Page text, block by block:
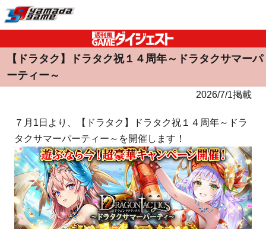
【ドラタク】ドラタク祝１４周年～ドラタクサマーパ
ーティー～
2026/7/1掲載
７月1日より、【ドラタク】ドラタク祝１４周年～ドラ
タクサマーパーティー～を開催します！